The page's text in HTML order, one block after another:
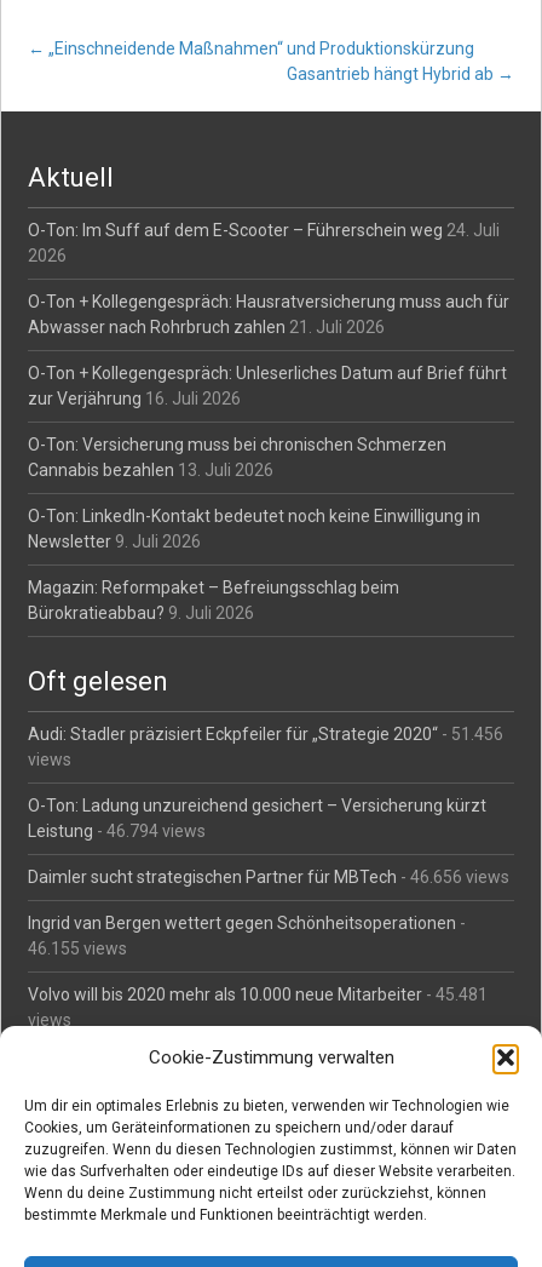
Cookie-Zustimmung verwalten
Um dir ein optimales Erlebnis zu bieten, verwenden wir Technologien wie
Cookies, um Geräteinformationen zu speichern und/oder darauf
zuzugreifen. Wenn du diesen Technologien zustimmst, können wir Daten
wie das Surfverhalten oder eindeutige IDs auf dieser Website verarbeiten.
Wenn du deine Zustimmung nicht erteilst oder zurückziehst, können
bestimmte Merkmale und Funktionen beeinträchtigt werden.
Post
← „Einschneidende Maßnahmen“ und Produktionskürzung
Gasantrieb hängt Hybrid ab →
Aktuell
O-Ton: Im Suff auf dem E-Scooter – Führerschein weg 24. Juli
2026
O-Ton + Kollegengespräch: Hausratversicherung muss auch für
Abwasser nach Rohrbruch zahlen 21. Juli 2026
O-Ton + Kollegengespräch: Unleserliches Datum auf Brief führt
zur Verjährung 16. Juli 2026
O-Ton: Versicherung muss bei chronischen Schmerzen
Cannabis bezahlen 13. Juli 2026
O-Ton: LinkedIn-Kontakt bedeutet noch keine Einwilligung in
Newsletter 9. Juli 2026
Magazin: Reformpaket – Befreiungsschlag beim
Bürokratieabbau? 9. Juli 2026
Oft gelesen
Audi: Stadler präzisiert Eckpfeiler für „Strategie 2020“ - 51.456
views
O-Ton: Ladung unzureichend gesichert – Versicherung kürzt
Leistung - 46.794 views
Daimler sucht strategischen Partner für MBTech - 46.656 views
Ingrid van Bergen wettert gegen Schönheitsoperationen -
46.155 views
Volvo will bis 2020 mehr als 10.000 neue Mitarbeiter - 45.481
views
Mäßiges Interesse an Daimlers MBtech- 44.711 views
O-Ton: Wer muss Schaden für abgedriftete Silvesterraketen
zahlen?- 42.365 views
Kollegengespräch: Urteile zum Grillen - 42.058 views
Suchen bei Vorabs